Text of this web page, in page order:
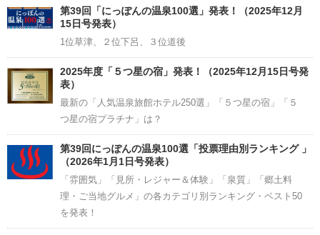
Channel
第39回「にっぽんの温泉100選」発表！（2025年12月
15日号発表）
1位草津、２位下呂、３位道後
2025年度「５つ星の宿」発表！（2025年12月15日号発
表）
最新の「人気温泉旅館ホテル250選」「５つ星の宿」「５
つ星の宿プラチナ」は？
第39回にっぽんの温泉100選「投票理由別ランキング 」
（2026年1月1日号発表）
「雰囲気」「見所・レジャー＆体験」「泉質」「郷土料
理・ご当地グルメ」の各カテゴリ別ランキング・ベスト50
を発表！